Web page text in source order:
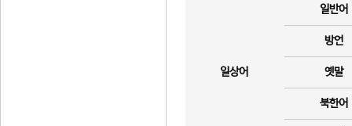
일상어
일반어
방언
옛말
북한어